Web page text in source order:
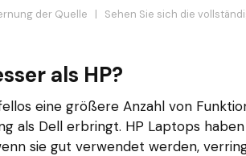
der Quelle | Sehen Sie sich die
als HP?
eine größere Anzahl von
als Dell erbringt. HP Laptops
sie gut verwendet werden,